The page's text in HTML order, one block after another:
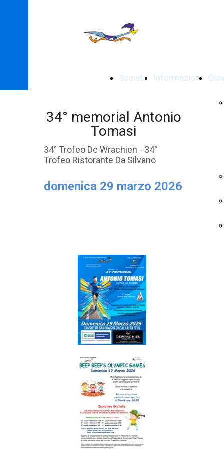
Società Informazioni
34° memorial Antonio
Tomasi
34° Trofeo De Wrachien - 34°
Trofeo Ristorante Da Silvano
domenica 29 marzo 2026